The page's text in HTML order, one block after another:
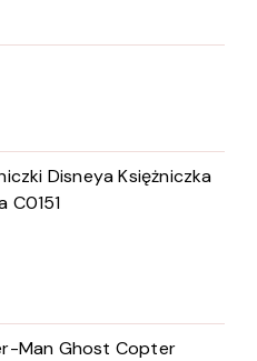
Disneya Księżniczka
C0151
Man Ghost Copter